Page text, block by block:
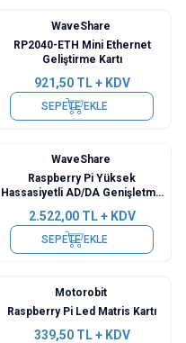
WaveShare
RP2040-ETH Mini Ethernet
Geliştirme Kartı
921,50TL + KDV
SEPETE EKLE
WaveShare
Raspberry Pi Yüksek
Hassasiyetli AD/DA Genişletme
2.522,00TL + KDV
SEPETE EKLE
Motorobit
Raspberry Pi Led Matris Kartı
339,50TL + KDV